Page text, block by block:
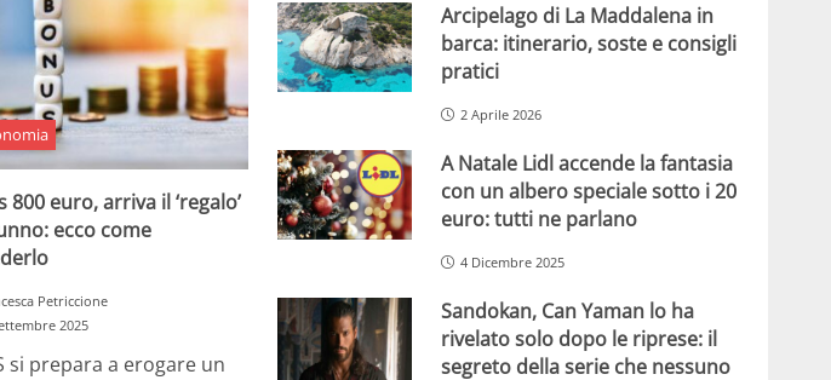
800 euro, arriva il ‘regalo’
ecco come
Petriccione
2025
si prepara a erogare un
Arcipelago di La Maddalena in
barca: itinerario, soste e consigli
pratici
2 Aprile 2026
A Natale Lidl accende la fantasia
con un albero speciale sotto i 20
euro: tutti ne parlano
4 Dicembre 2025
Sandokan, Can Yaman lo ha
rivelato solo dopo le riprese: il
segreto della serie che nessuno